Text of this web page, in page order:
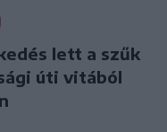
lett a szűk
úti vitából